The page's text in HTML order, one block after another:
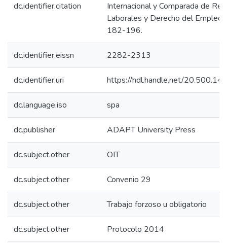
dc.identifier.citation
Internacional y Comparada de
Laborales y Derecho del Empleo,
182-196.
dc.identifier.eissn 2282-2313
dc.identifier.uri https://hdl.handle.net/
dc.language.iso spa
dc.publisher ADAPT University Press
dc.subject.other OIT
dc.subject.other Convenio 29
dc.subject.other Trabajo forzoso u obligatorio
dc.subject.other Protocolo 2014